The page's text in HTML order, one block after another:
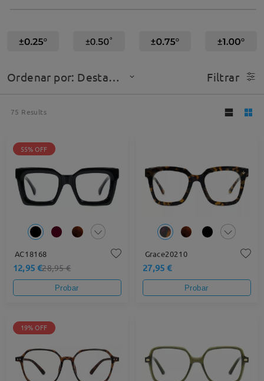
Ordenar por: Destacado Filtrar
75 Results
55% OFF
AC18168
12,95 €28,95 €
Probar
Grace20210
27,95 €
Probar
19% OFF